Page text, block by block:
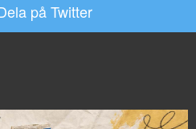
på Twitter